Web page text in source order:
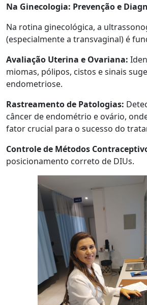
Na Ginecologia: Prevenção e
Na rotina ginecológica, a
(especialmente a transvaginal) é
Avaliação Uterina e Ovariana:
miomas, pólipos, cistos e sinais
endometriose.
Rastreamento de Patologias:
câncer de endométrio e ovário,
fator crucial para o sucesso do
Controle de Métodos
posicionamento correto de DIUs.